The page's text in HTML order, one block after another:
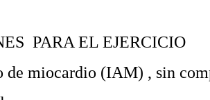
PARA EL EJERCICIO
de miocardio (IAM) , sin